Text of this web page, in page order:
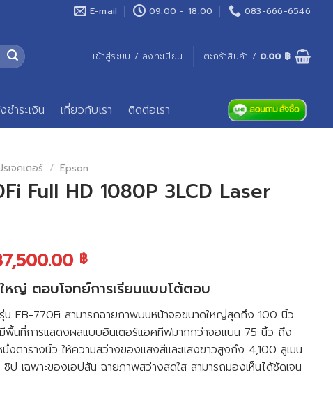
E-mail 09:00 - 18:00 083-666-6546
เข้าสู่ระบบ / ลงทะเบียน ตะกร้าสินค้า / 0.00 ฿
ชำระเงิน เกี่ยวกับเรา ติดต่อเรา
รเจคเตอร์ / Epson
Full HD 1080P 3LCD Laser
฿
ญ่ ตอบโจทย์การเรียนแบบโต้ตอบ
รุ่น EB-770Fi สามารถฉายภาพบนหน้าจอขนาดใหญ่สุดถึง 100 นิ้ว
มีพื้นที่การแสดงผลแบบอินเตอร์แอคทีฟมากกว่าจอแบน 75 นิ้ว ถึง
งตารางนิ้ว ให้ความสว่างของแสงสีและแสงขาวสูงถึง 4,100 ลูเมน
ป เฉพาะของเอปสัน ฉายภาพสว่างสดใส สามารถมองเห็นได้ชัดเจน